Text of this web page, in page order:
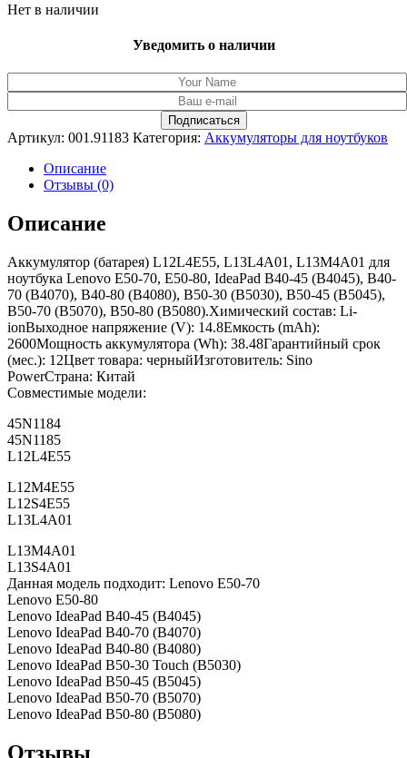
Нет в наличии
Уведомить о наличии
Артикул: 001.91183 Категория: Аккумуляторы для ноутбуков
Описание
Отзывы (0)
Описание
Аккумулятор (батарея) L12L4E55, L13L4A01, L13M4A01 для
ноутбука Lenovo E50-70, E50-80, IdeaPad B40-45 (B4045), B40-
70 (B4070), B40-80 (B4080), B50-30 (B5030), B50-45 (B5045),
B50-70 (B5070), B50-80 (B5080).Химический состав: Li-
ionВыходное напряжение (V): 14.8Емкость (mAh):
2600Мощность аккумулятора (Wh): 38.48Гарантийный срок
(мес.): 12Цвет товара: черныйИзготовитель: Sino
PowerСтрана: Китай
Совместимые модели:
45N1184
45N1185
L12L4E55
L12M4E55
L12S4E55
L13L4A01
L13M4A01
L13S4A01
Данная модель подходит: Lenovo E50-70
Lenovo E50-80
Lenovo IdeaPad B40-45 (B4045)
Lenovo IdeaPad B40-70 (B4070)
Lenovo IdeaPad B40-80 (B4080)
Lenovo IdeaPad B50-30 Touch (B5030)
Lenovo IdeaPad B50-45 (B5045)
Lenovo IdeaPad B50-70 (B5070)
Lenovo IdeaPad B50-80 (B5080)
Отзывы